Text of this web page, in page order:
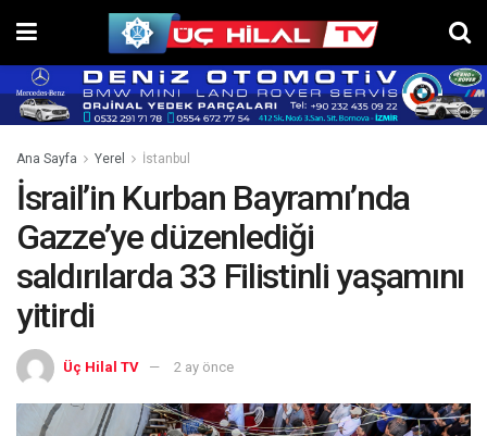
Ana Sayfa Yerel İstanbul
İsrail’in Kurban Bayramı’nda
Gazze’ye düzenlediği
saldırılarda 33 Filistinli yaşamını
yitirdi
Üç Hilal TV 2 ay önce